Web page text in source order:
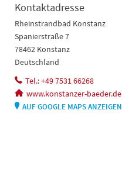
Kontaktadresse
Rheinstrandbad Konstanz
Spanierstraße 7
78462 Konstanz
Deutschland
Tel.: +49 7531 66268
www.konstanzer-baeder.de
AUF GOOGLE MAPS ANZEIGEN